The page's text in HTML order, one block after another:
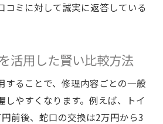
コミに対して誠実に返答している
活用した賢い比較方法
することで、修理内容ごとの一般
しやすくなります。例えば、トイ
前後、蛇口の交換は2万円から3